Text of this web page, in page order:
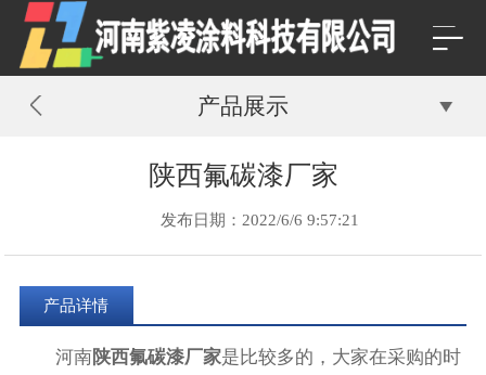
产品展示
陕西氟碳漆厂家
发布日期：2022/6/6 9:57:21
产品详情
河南陕西氟碳漆厂家是比较多的，大家在采购的时